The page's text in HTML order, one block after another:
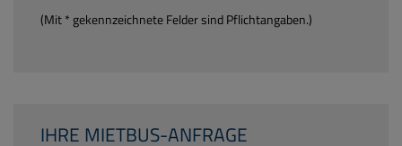
(Mit * gekennzeichnete Felder sind Pflichtangaben.)
IHRE MIETBUS-ANFRAGE